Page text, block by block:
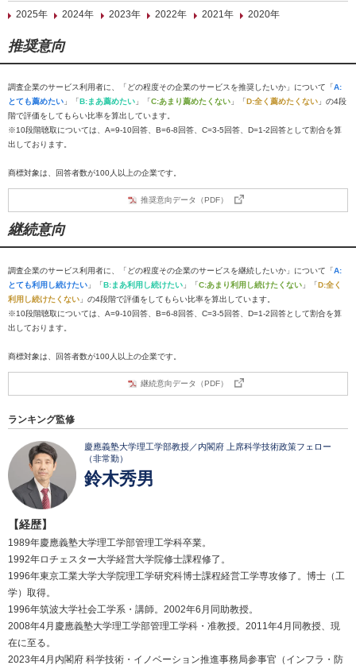
2025年
2024年 2023年 2022年 2021年 2020年
推奨意向
調査企業のサービス利用者に、「どの程度その企業のサービスを推奨したいか」について「A:
とても薦めたい 」「B:まあ薦めたい 」「C:あまり薦めたくない 」「D:全く薦めたくない 」の4段
階で評価をしてもらい比率を算出しています。
※10段階聴取については、A=9-10回答、B=6-8回答、C=3-5回答、D=1-2回答として割合を算
出しております。
商標対象は、回答者数が100人以上の企業です。
推奨意向データ（PDF）
継続意向
調査企業のサービス利用者に、「どの程度その企業のサービスを継続したいか」について「A:
とても利用し続けたい 」「B:まあ利用し続けたい 」「C:あまり利用し続けたくない 」「D:全く
利用し続けたくない 」の4段階で評価をしてもらい比率を算出しています。
※10段階聴取については、A=9-10回答、B=6-8回答、C=3-5回答、D=1-2回答として割合を算
出しております。
商標対象は、回答者数が100人以上の企業です。
継続意向データ（PDF）
ランキング監修
慶應義塾大学理工学部教授／内閣府 上席科学技術政策フェロー
（非常勤）
鈴木秀男
【経歴】
1989年慶應義塾大学理工学部管理工学科卒業。
1992年ロチェスター大学経営大学院修士課程修了。
1996年東京工業大学大学院理工学研究科博士課程経営工学専攻修了。博士（工
学）取得。
1996年筑波大学社会工学系・講師。2002年6月同助教授。
2008年4月慶應義塾大学理工学部管理工学科・准教授。2011年4月同教授、現
在に至る。
2023年4月内閣府 科学技術・イノベーション推進事務局参事官（インフラ・防